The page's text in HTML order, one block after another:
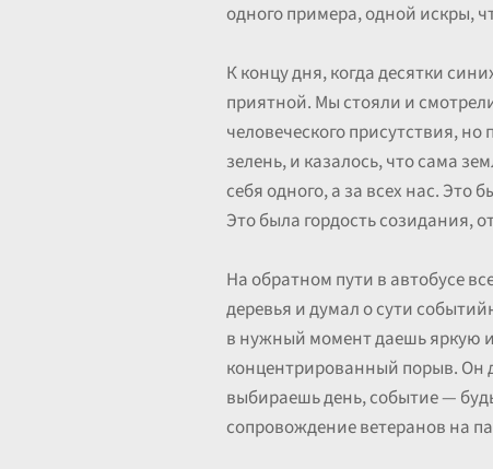
одного примера, одной искры,
К концу дня, когда десятки
приятной. Мы стояли и
человеческого присутствия,
зелень, и казалось, что сама
себя одного, а за всех нас.
Это была гордость созидания,
На обратном пути в автобусе
деревья и думал о сути
в нужный момент даешь яркую
концентрированный порыв. Он
выбираешь день, событие —
сопровождение ветеранов на